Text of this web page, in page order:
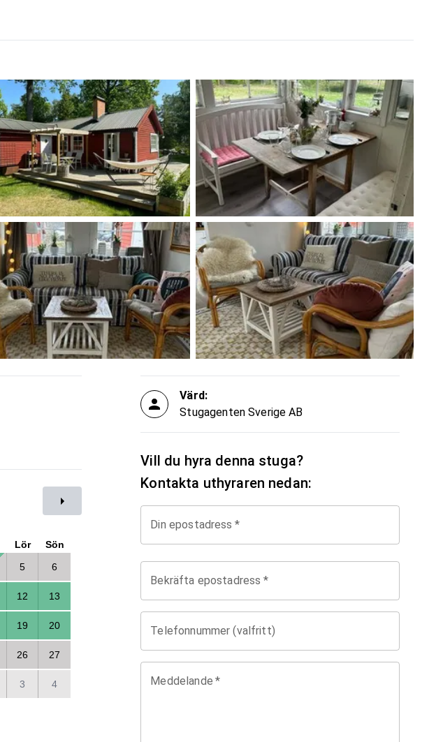
Lör
Sön
5 6
12 13
19 20
26 27
3 4
Värd:
Stugagenten Sverige AB
Vill du hyra denna stuga?
Kontakta uthyraren nedan:
Din epostadress *
Bekräfta epostadress *
Telefonnummer (valfritt)
Meddelande *